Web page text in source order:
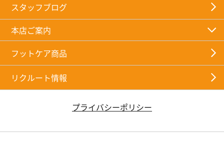
スタッフブログ
本店ご案内
フットケア商品
リクルート情報
プライバシーポリシー